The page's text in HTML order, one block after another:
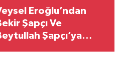
Eroğlu’ndan
Şapçı Ve
Şapçı’ya